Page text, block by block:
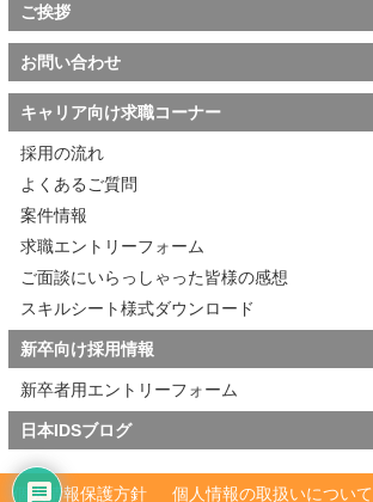
ご挨拶
お問い合わせ
キャリア向け求職コーナー
採用の流れ
よくあるご質問
案件情報
求職エントリーフォーム
ご面談にいらっしゃった皆様の感想
スキルシート様式ダウンロード
新卒向け採用情報
新卒者用エントリーフォーム
日本IDSブログ
個人情報保護方針 個人情報の取扱いについて